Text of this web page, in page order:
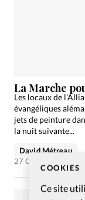
COOKIES
Ce site
La Marche
Les locaux de
évangéliques
jets de peinture
la nuit suivante...
David Métreau
27 Oct 2021